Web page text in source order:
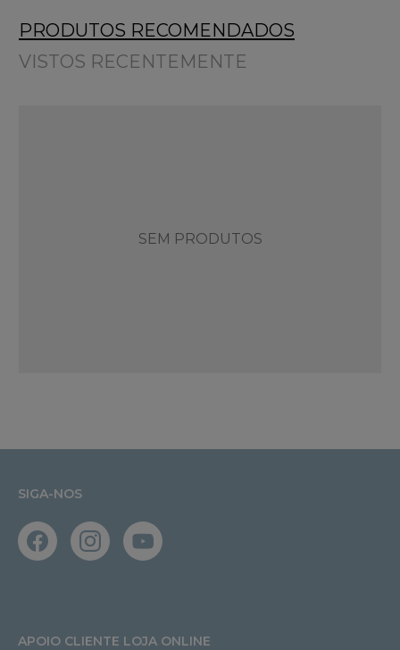
PRODUTOS RECOMENDADOS
VISTOS RECENTEMENTE
SEM PRODUTOS
SIGA-NOS
APOIO CLIENTE LOJA ONLINE